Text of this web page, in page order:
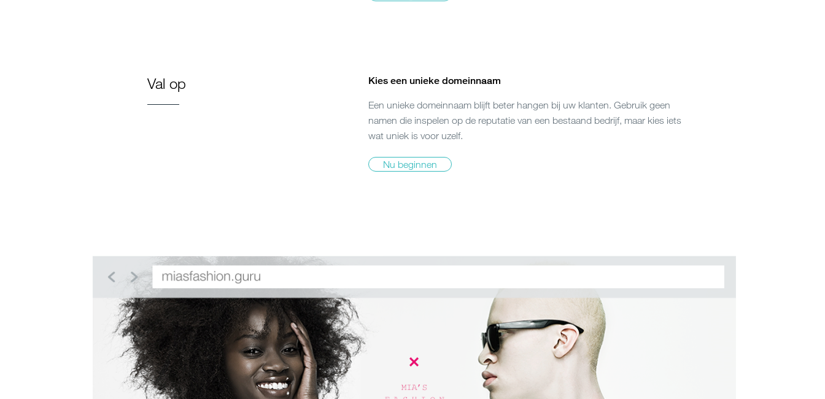
Val op Kies een unieke domeinnaam
Een unieke domeinnaam blijft beter hangen bij uw klanten. Gebruik geen
namen die inspelen op de reputatie van een bestaand bedrijf, maar kies iets
wat uniek is voor uzelf.
Nu beginnen